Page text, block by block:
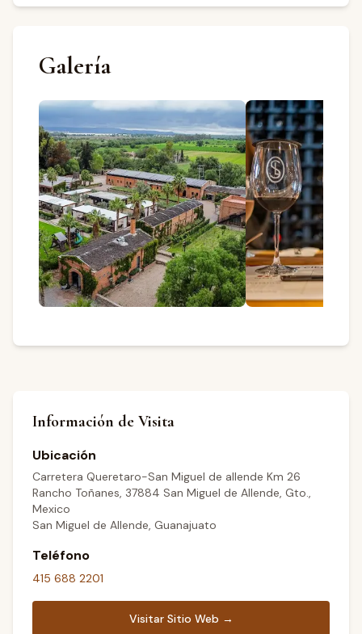
Galería
Información de Visita
Ubicación
Carretera Queretaro-San Miguel de allende Km 26
Rancho Toñanes, 37884 San Miguel de Allende, Gto.,
Mexico
San Miguel de Allende, Guanajuato
Teléfono
415 688 2201
Visitar Sitio Web →